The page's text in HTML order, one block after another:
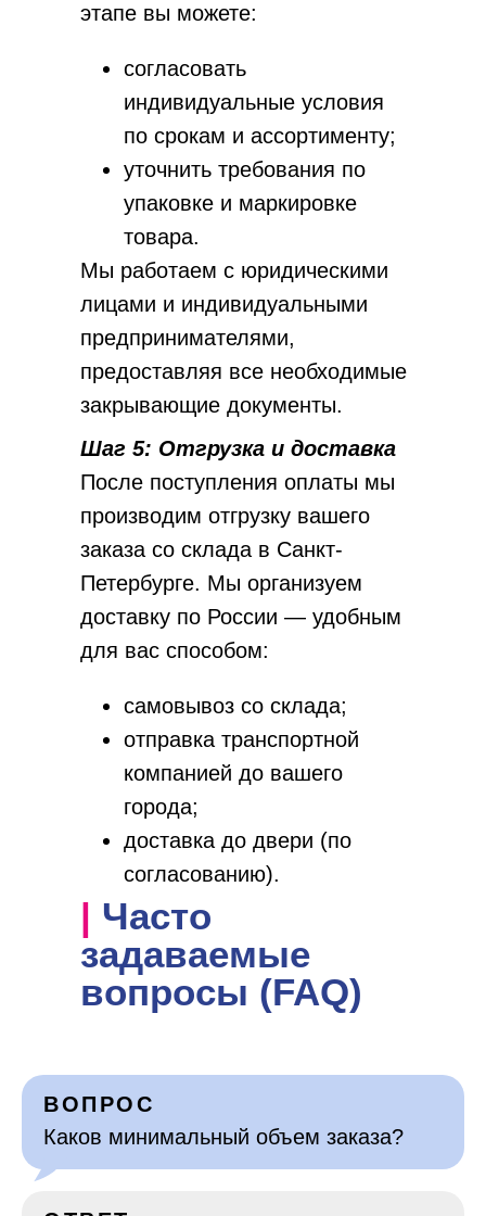
| Часто
задаваемые
вопросы (FAQ)
этапе вы можете:
согласовать
индивидуальные условия
по срокам и ассортименту;
уточнить требования по
упаковке и маркировке
товара.
Мы работаем с юридическими
лицами и индивидуальными
предпринимателями,
предоставляя все необходимые
закрывающие документы.
Шаг 5: Отгрузка и доставка
После поступления оплаты мы
производим отгрузку вашего
заказа со склада в Санкт-
Петербурге. Мы организуем
доставку по России — удобным
для вас способом:
самовывоз со склада;
отправка транспортной
компанией до вашего
города;
доставка до двери (по
согласованию).
ВОПРОС
Каков минимальный объем заказа?